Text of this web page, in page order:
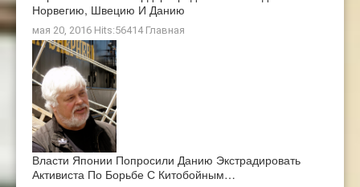
Норвегию, Швецию И Данию
мая 20, 2016 Hits:56414 Главная
Власти Японии Попросили Данию Экстрадировать
Активиста По Борьбе С Китобойным…